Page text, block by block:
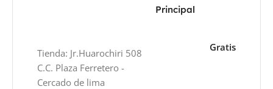
Principal
Tienda: Jr.Huarochiri 508
C.C. Plaza Ferretero -
Cercado de lima
Gratis